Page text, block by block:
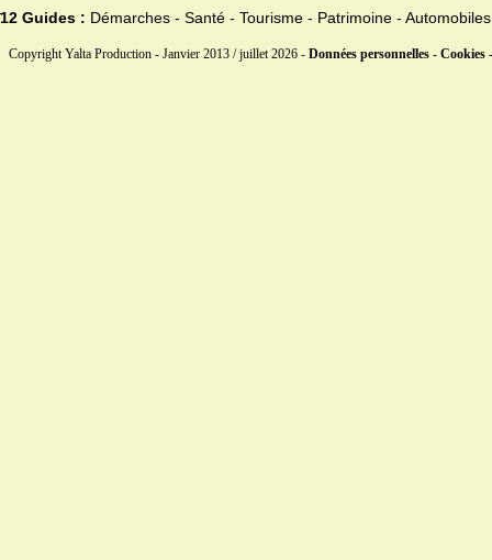
12 Guides : Démarches - Santé - Tourisme - Patrimoine - Automobiles
Copyright Yalta Production - Janvier 2013 / juillet 2026 - Données personnelles - Cookies